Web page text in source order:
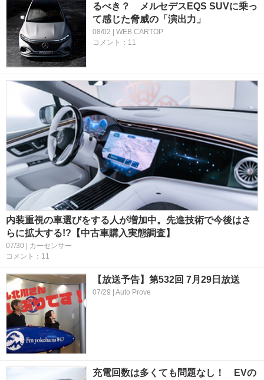
るべき？ メルセデスEQS SUVに乗っ
て感じた脅威の「演出力」
08/02 | WEB CARTOP
コメント：11
内装重視の車選びをする人が増加中。先進技術で今後はさ
らに拡大する!?【中古車購入実態調査】
07/30 | カーセンサー
コメント：11
【放送予告】第532回 7月29日放送
07/29 | Auto Prove
充電回数は多くても問題なし！ EVの